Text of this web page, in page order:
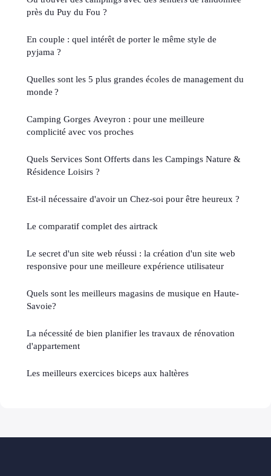
près du Puy du Fou ?
En couple : quel intérêt de porter le même style de
pyjama ?
Quelles sont les 5 plus grandes écoles de management du
monde ?
Camping Gorges Aveyron : pour une meilleure
complicité avec vos proches
Quels Services Sont Offerts dans les Campings Nature &
Résidence Loisirs ?
Est-il nécessaire d'avoir un Chez-soi pour être heureux ?
Le comparatif complet des airtrack
Le secret d'un site web réussi : la création d'un site web
responsive pour une meilleure expérience utilisateur
Quels sont les meilleurs magasins de musique en Haute-
Savoie?
La nécessité de bien planifier les travaux de rénovation
d'appartement
Les meilleurs exercices biceps aux haltères